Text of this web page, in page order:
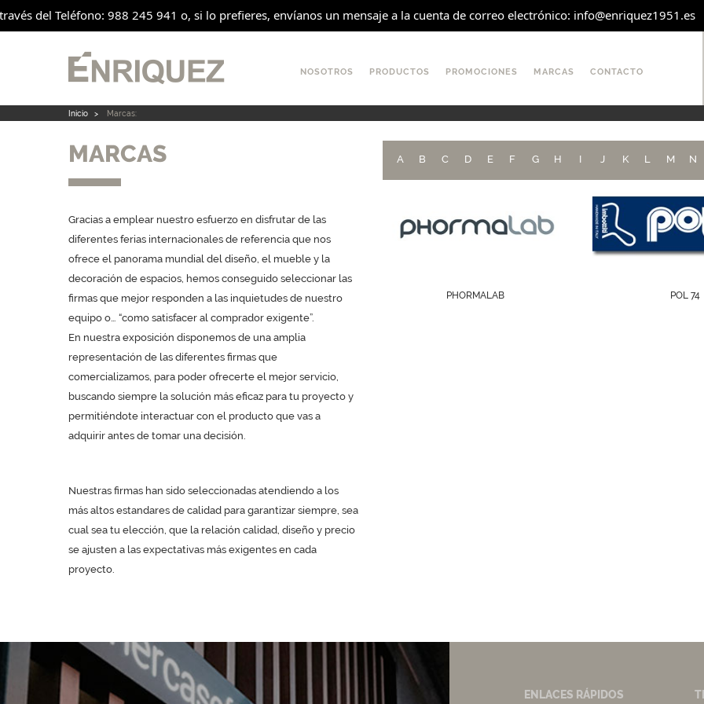
del Teléfono: 988 245 941 o, si lo prefieres, envíanos un mensaje a la cuenta de correo electrónico: info@enriquez1951.es
NOSOTROS PRODUCTOS PROMOCIONES MARCAS CONTACTO
Inicio > Marcas:
MARCAS
Gracias a emplear nuestro esfuerzo en disfrutar de las
diferentes ferias internacionales de referencia que nos
ofrece el panorama mundial del diseño, el mueble y la
decoración de espacios, hemos conseguido seleccionar las
firmas que mejor responden a las inquietudes de nuestro
equipo o… “como satisfacer al comprador exigente”.
En nuestra exposición disponemos de una amplia
representación de las diferentes firmas que
comercializamos, para poder ofrecerte el mejor servicio,
buscando siempre la solución más eficaz para tu proyecto y
permitiéndote interactuar con el producto que vas a
adquirir antes de tomar una decisión.
Nuestras firmas han sido seleccionadas atendiendo a los
más altos estandares de calidad para garantizar siempre, sea
cual sea tu elección, que la relación calidad, diseño y precio
se ajusten a las expectativas más exigentes en cada
proyecto.
A B C D E F G H I J K L M N
PHORMALAB POL 74
ENLACES RÁPIDOS